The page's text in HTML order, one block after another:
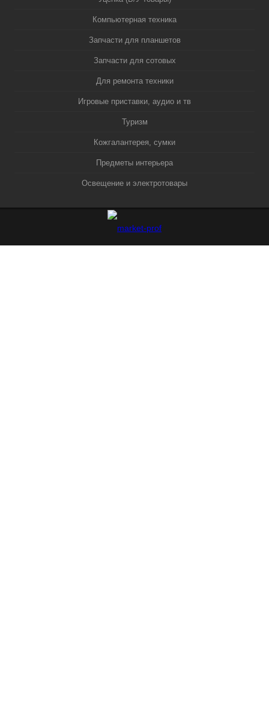
Компьютерная техника
Запчасти для планшетов
Запчасти для сотовых
Для ремонта техники
Игровые приставки, аудио и тв
Туризм
Кожгалантерея, сумки
Предметы интерьера
Освещение и электротовары